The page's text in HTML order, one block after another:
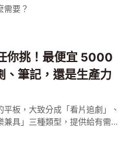
需要？
你挑！最便宜 5000
、筆記，還是生產力
板，大致分成「看片追劇」、
兼具」三種類型，提供給有需要